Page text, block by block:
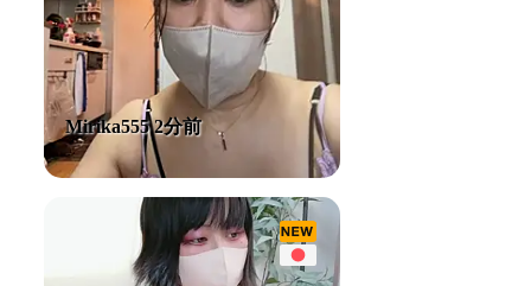
Mirika555 2分前